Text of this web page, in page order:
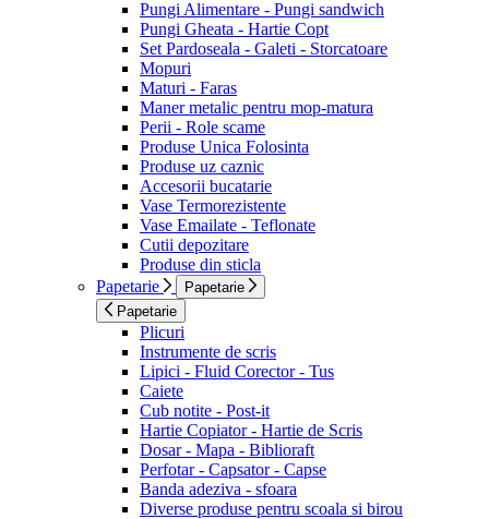
Pungi Alimentare - Pungi sandwich
Pungi Gheata - Hartie Copt
Set Pardoseala - Galeti - Storcatoare
Mopuri
Maturi - Faras
Maner metalic pentru mop-matura
Perii - Role scame
Produse Unica Folosinta
Produse uz caznic
Accesorii bucatarie
Vase Termorezistente
Vase Emailate - Teflonate
Cutii depozitare
Produse din sticla
Papetarie
Papetarie
Papetarie
Plicuri
Instrumente de scris
Lipici - Fluid Corector - Tus
Caiete
Cub notite - Post-it
Hartie Copiator - Hartie de Scris
Dosar - Mapa - Biblioraft
Perfotar - Capsator - Capse
Banda adeziva - sfoara
Diverse produse pentru scoala si birou